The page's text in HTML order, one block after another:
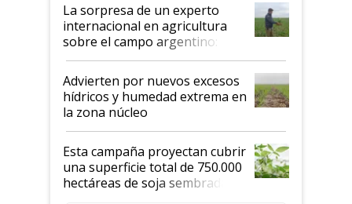
La sorpresa de un experto
internacional en agricultura
sobre el campo argentino:
"Estoy muy impresionado"
Advierten por nuevos excesos
hídricos y humedad extrema en
la zona núcleo
Esta campaña proyectan cubrir
una superficie total de 750.000
hectáreas de soja sembradas